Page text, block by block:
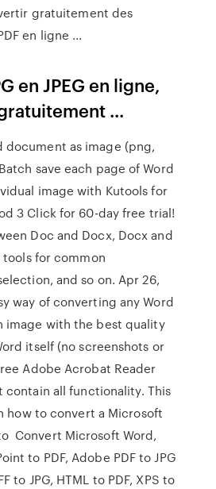
gratuitement des
en ligne ...
en JPEG en ligne,
...
document as image (png,
save each page of Word
image with Kutools for
3 Click for 60-day free trial!
Doc and Docx, Docx and
tools for common
and so on. Apr 26,
way of converting any Word
image with the best quality
itself (no screenshots or
Adobe Acrobat Reader
contain all functionality. This
how to convert a Microsoft
Convert Microsoft Word,
to PDF, Adobe PDF to JPG
to JPG, HTML to PDF, XPS to